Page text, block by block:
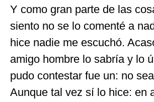
Y como gran parte de las
siento no se lo comenté a
hice nadie me escuchó.
amigo hombre lo sabría y lo
pudo contestar fue un: no
Aunque tal vez sí lo hice: en